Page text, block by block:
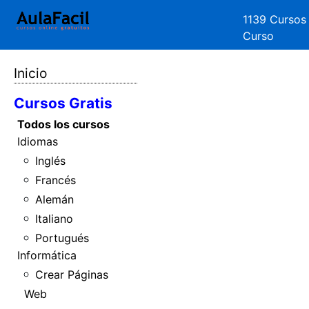
1139
Curso
Inicio
Cursos Gratis
Todos los cursos
Idiomas
Inglés
Francés
Alemán
Italiano
Portugués
Informática
Crear Páginas
Web